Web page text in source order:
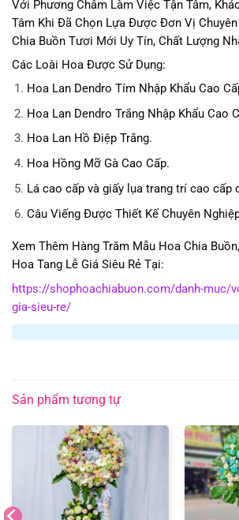
Với Phương Châm Làm Việc Tận Tâm,
Tâm Khi Đã Chọn Lựa Được Đơn Vị
Chia Buồn Tươi Mới Uy Tín, Chất Lượng
Các Loài Hoa Được Sử Dụng:
Hoa Lan Dendro Tím Nhập Khẩu Cao
Hoa Lan Dendro Trắng Nhập Khẩu Cao
Hoa Lan Hồ Điệp Trắng.
Hoa Hồng Mỡ Gà Cao Cấp.
Lá cao cấp và giấy lụa trang trí cao cấp
Câu Viếng Được Thiết Kế Chuyên
Xem Thêm Hàng Trăm Mẫu Hoa Chia
Hoa Tang Lễ Giá Siêu Rẻ Tại:
https://shophoachiabuon.com/danh-muc/
gia-sieu-re/
Sản phẩm tương tự